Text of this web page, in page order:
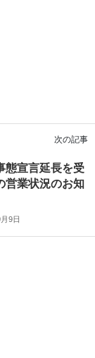
次の記事
態宣言延長を受
営業状況のお知
9日